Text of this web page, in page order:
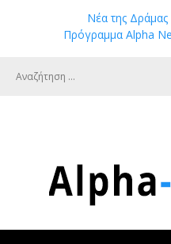
Νέα της Δράμας
Πρόγραμμα Alpha